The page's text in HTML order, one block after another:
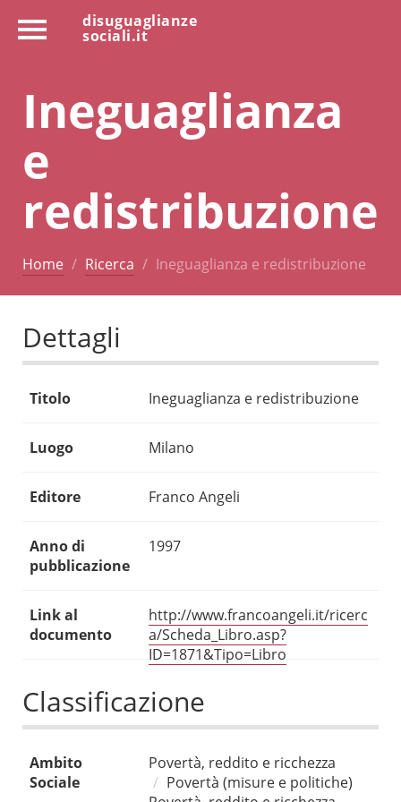
disuguaglianze
sociali.it
Ineguaglianza
e
redistribuzione
Home Ricerca Ineguaglianza e redistribuzione
Dettagli
Titolo Ineguaglianza e redistribuzione
Luogo Milano
Editore Franco Angeli
Anno di
pubblicazione
1997
Link al
documento
http://www.francoangeli.it/ricerc
a/Scheda_Libro.asp?
ID=1871&Tipo=Libro
Classificazione
Ambito
Sociale
Povertà, reddito e ricchezza
Povertà (misure e politiche)